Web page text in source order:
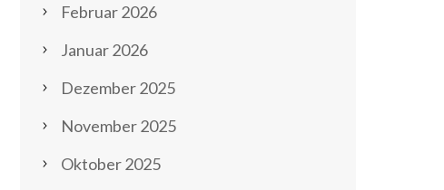
Februar 2026
Januar 2026
Dezember 2025
November 2025
Oktober 2025